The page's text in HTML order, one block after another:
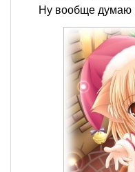
Ну вообще думаю